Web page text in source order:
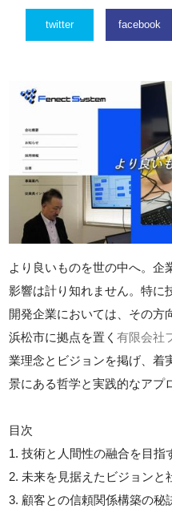
twitter facebook
より良いものを世の中へ。企
影響は計り知れません。特に
開発企業においては、その方
浜松市に拠点を置く有限会社
業理念とビジョンを掲げ、着
景にある哲学と実践的なアプ
目次
1. 技術と人間性の融合を目指
2. 未来を見据えたビジョンと
3. 顧客との信頼関係構築の秘